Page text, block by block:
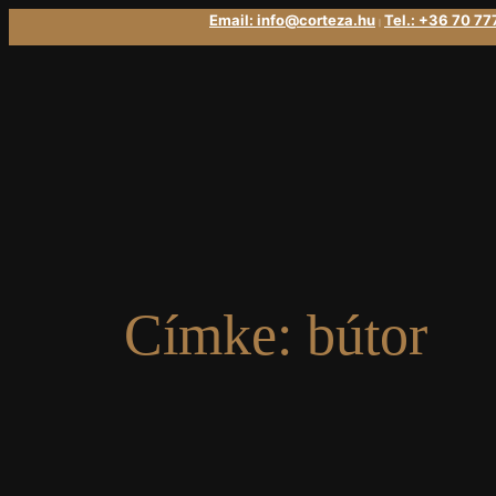
a
Email: info@corteza.hu Tel.: +36 70
Címke: bútor